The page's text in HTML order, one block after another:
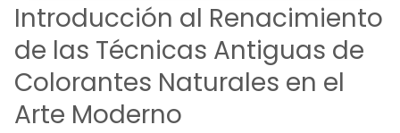
Introducción al Renacimiento
de las Técnicas Antiguas de
Colorantes Naturales en el
Arte Moderno